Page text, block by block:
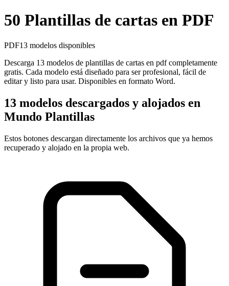
50 Plantillas de cartas en PDF
PDF13 modelos disponibles
Descarga 13 modelos de plantillas de cartas en pdf completamente
gratis. Cada modelo está diseñado para ser profesional, fácil de
editar y listo para usar. Disponibles en formato Word.
13 modelos descargados y alojados en
Mundo Plantillas
Estos botones descargan directamente los archivos que ya hemos
recuperado y alojado en la propia web.